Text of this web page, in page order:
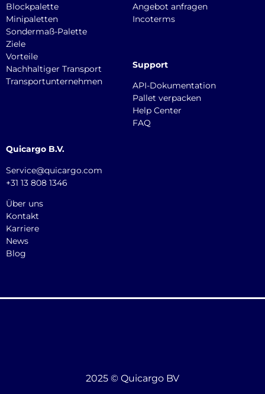
Blockpalette
Minipaletten
Sondermaß-Palette
Ziele
Vorteile
Nachhaltiger Transport
Transportunternehmen
Angebot anfragen
Incoterms
Support
API-Dokumentation
Pallet verpacken
Help Center
FAQ
Quicargo B.V.
Service@quicargo.com
+31 13 808 1346
Über uns
Kontakt
Karriere
News
Blog
2025 © Quicargo BV